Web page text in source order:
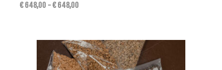
€648,00 -€648,00